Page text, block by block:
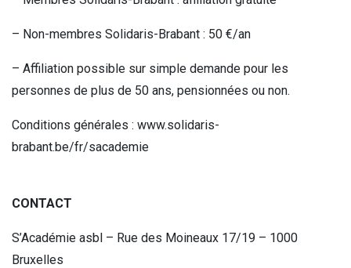
– Non-membres Solidaris-Brabant : 50 €/an
– Affiliation possible sur simple demande pour les
personnes de plus de 50 ans, pensionnées ou non.
Conditions générales : www.solidaris-
brabant.be/fr/sacademie
CONTACT
S’Académie asbl – Rue des Moineaux 17/19 – 1000
Bruxelles